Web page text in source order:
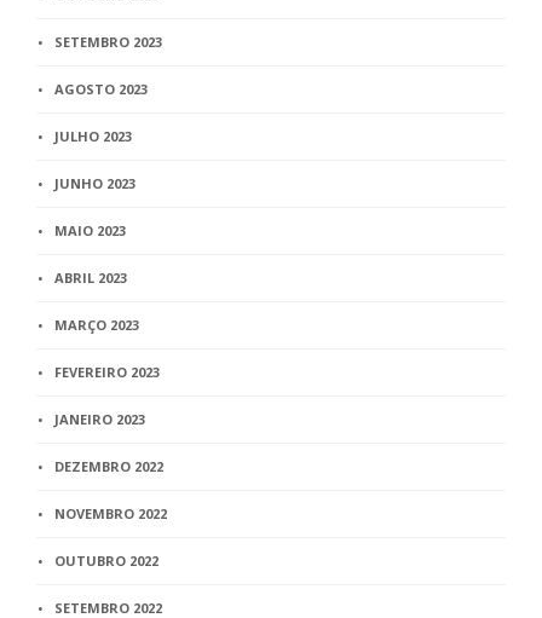
SETEMBRO 2023
AGOSTO 2023
JULHO 2023
JUNHO 2023
MAIO 2023
ABRIL 2023
MARÇO 2023
FEVEREIRO 2023
JANEIRO 2023
DEZEMBRO 2022
NOVEMBRO 2022
OUTUBRO 2022
SETEMBRO 2022